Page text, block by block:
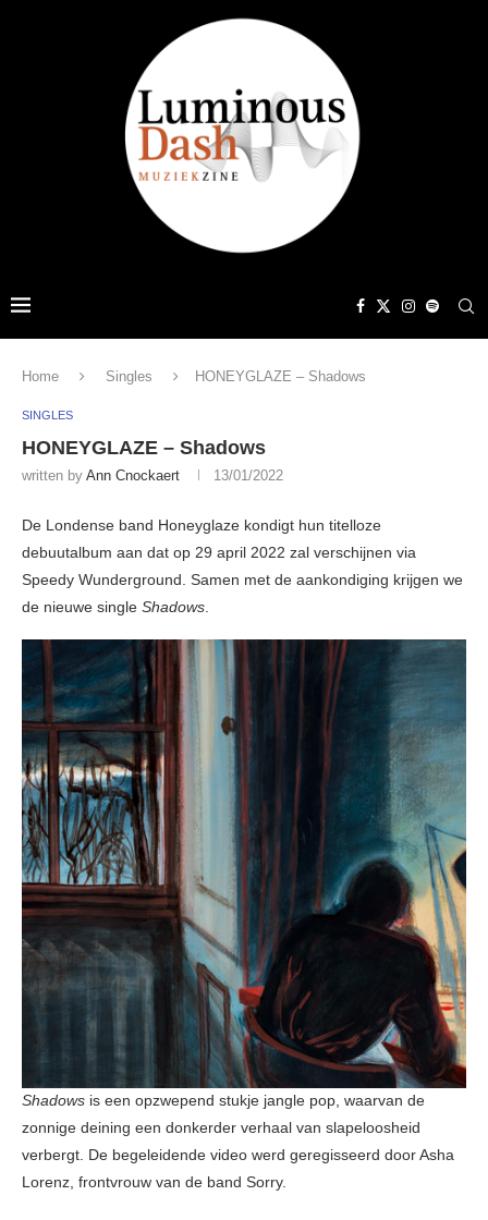
Home Singles HONEYGLAZE – Shadows
SINGLES
HONEYGLAZE – Shadows
written by Ann Cnockaert 13/01/2022
De Londense band Honeyglaze kondigt hun titelloze
debuutalbum aan dat op 29 april 2022 zal verschijnen via
Speedy Wunderground. Samen met de aankondiging krijgen we
de nieuwe single Shadows.
Shadows is een opzwepend stukje jangle pop, waarvan de
zonnige deining een donkerder verhaal van slapeloosheid
verbergt. De begeleidende video werd geregisseerd door Asha
Lorenz, frontvrouw van de band Sorry.